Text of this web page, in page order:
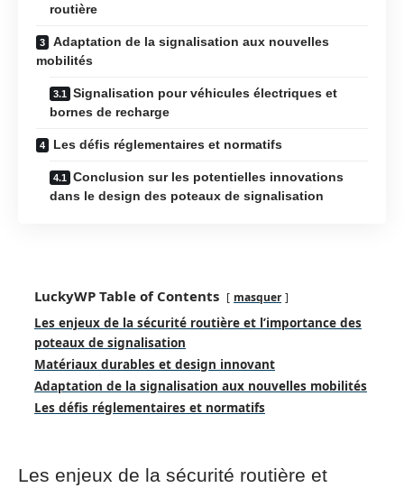
routière
Adaptation de la signalisation aux nouvelles
mobilités
Signalisation pour véhicules électriques et
bornes de recharge
Les défis réglementaires et normatifs
Conclusion sur les potentielles innovations
dans le design des poteaux de signalisation
LuckyWP Table of Contents masquer
Les enjeux de la sécurité routière et l’importance des
poteaux de signalisation
Matériaux durables et design innovant
Adaptation de la signalisation aux nouvelles mobilités
Les défis réglementaires et normatifs
Les enjeux de la sécurité routière et